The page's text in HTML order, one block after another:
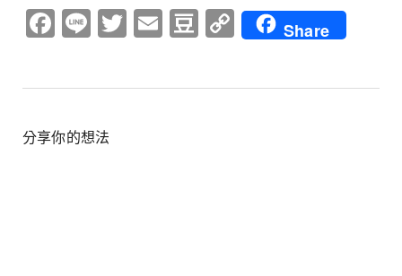
Facebook
LineTwitter
EmailDouban
CopyShare
分享你的想法